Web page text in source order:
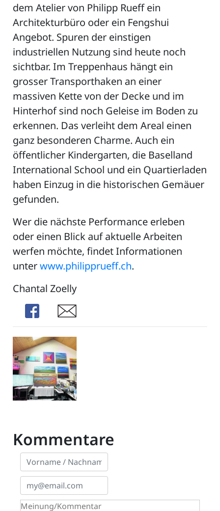
dem Atelier von Philipp Rueff ein
Architekturbüro oder ein Fengshui
Angebot. Spuren der einstigen
industriellen Nutzung sind heute noch
sichtbar. Im Treppenhaus hängt ein
grosser Transporthaken an einer
massiven Kette von der Decke und im
Hinterhof sind noch Geleise im Boden zu
erkennen. Das verleiht dem Areal einen
ganz besonderen Charme. Auch ein
öffentlicher Kindergarten, die Baselland
International School und ein Quartierladen
haben Einzug in die historischen Gemäuer
gefunden.
Wer die nächste Performance erleben
oder einen Blick auf aktuelle Arbeiten
werfen möchte, findet Informationen
unterwww.philipprueff.ch.
Chantal Zoelly
Share
Share
Kommentare